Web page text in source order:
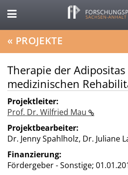
« PROJEKTE
Therapie der
medizinischen
Projektleiter:
Prof. Dr. Wilfried Mau
Projektbearbeiter:
Dr. Jenny Spahlholz, Dr. Juliane
Finanzierung:
Fördergeber - Sonstige;